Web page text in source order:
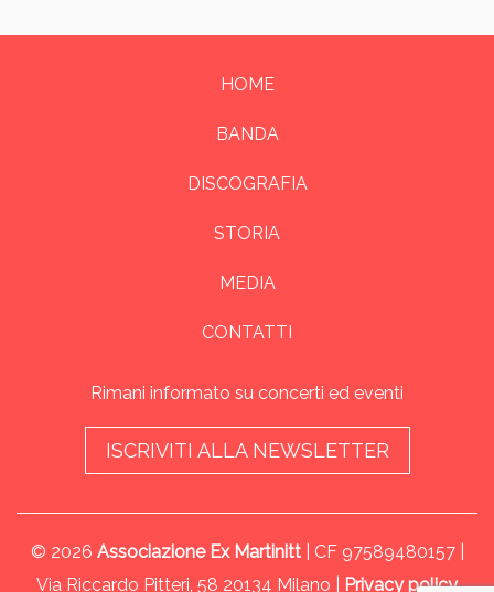
HOME
BANDA
DISCOGRAFIA
STORIA
MEDIA
CONTATTI
Rimani informato su concerti ed eventi
ISCRIVITI ALLA NEWSLETTER
© 2026 Associazione Ex Martinitt| CF 97589480157 |
Via Riccardo Pitteri, 58 20134 Milano |
Privacy policy